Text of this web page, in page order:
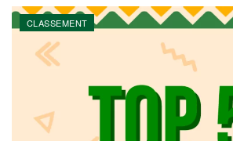
CLASSEMENT